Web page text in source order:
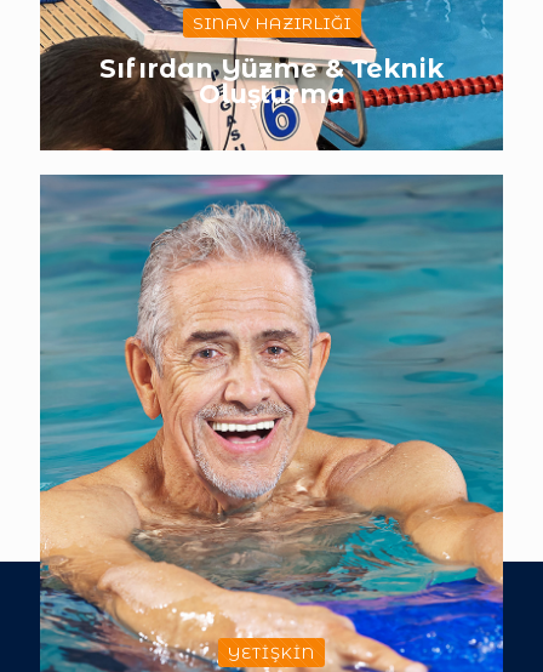
SINAV HAZIRLIĞI
Sıfırdan Yüzme & Teknik
Oluşturma
YETIŞKIN